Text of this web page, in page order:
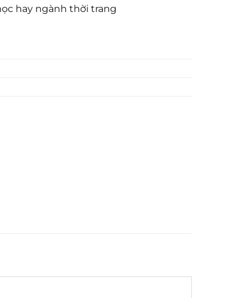
hay ngành thời trang